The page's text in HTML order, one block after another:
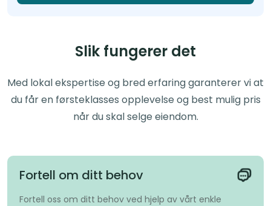
Slik fungerer det
Med lokal ekspertise og bred erfaring garanterer vi at
du får en førsteklasses opplevelse og best mulig pris
når du skal selge eiendom.
Fortell om ditt behov
Fortell oss om ditt behov ved hjelp av vårt enkle